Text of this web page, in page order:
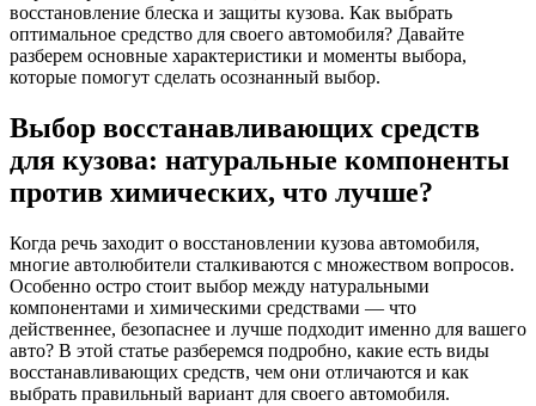
восстановление блеска и защиты кузова. Как выбрать
оптимальное средство для своего автомобиля? Давайте
разберем основные характеристики и моменты выбора,
которые помогут сделать осознанный выбор.
Выбор восстанавливающих средств
для кузова: натуральные компоненты
против химических, что лучше?
Когда речь заходит о восстановлении кузова автомобиля,
многие автолюбители сталкиваются с множеством вопросов.
Особенно остро стоит выбор между натуральными
компонентами и химическими средствами — что
действеннее, безопаснее и лучше подходит именно для вашего
авто? В этой статье разберемся подробно, какие есть виды
восстанавливающих средств, чем они отличаются и как
выбрать правильный вариант для своего автомобиля.